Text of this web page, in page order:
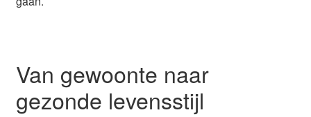
Van gewoonte naar
gezonde levensstijl